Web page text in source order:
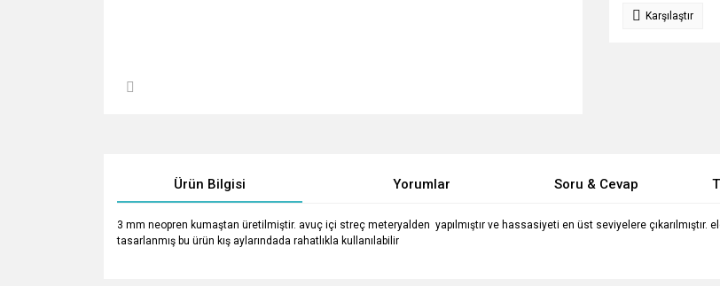
Karşılaştır
Ürün Bilgisi Yorumlar Soru & Cevap
3 mm neopren kumaştan üretilmiştir. avuç içi streç meteryalden yapılmıştır ve hassasiyeti en üst seviyelere çıkarılmıştır.
tasarlanmış bu ürün kış aylarındada rahatlıkla kullanılabilir